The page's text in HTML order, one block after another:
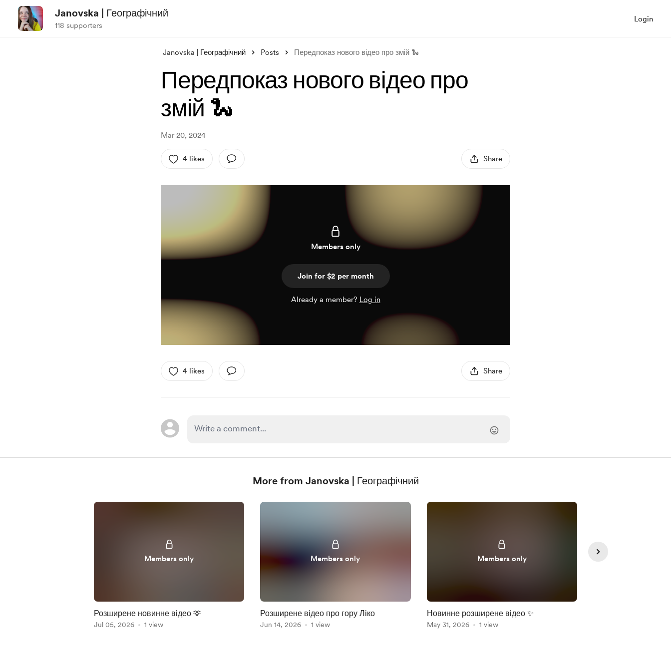
Janovska | Географічний
118 supporters
Login
Janovska | Географічний Posts Передпоказ нового відео про змій 🐍
Передпоказ нового відео про
змій 🐍
Mar 20, 2024
4 likes Share
Members only
Join for $2 per month
Already a member? Log in
4 likes Share
More from Janovska | Географічний
Members only
Розширене новинне відео 🫶
Jul 05, 2026 1 view
Members only
Розширене відео про гору Ліко
Jun 14, 2026 1 view
Members only
Новинне розширене відео ✨
May 31, 2026 1 view